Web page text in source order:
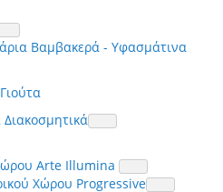
Βαμβακερά - Υφασμάτινα
Arte Illumina
Χώρου Progressive